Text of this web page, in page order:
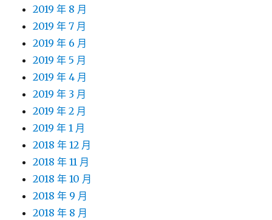
2019 年 8 月
2019 年 7 月
2019 年 6 月
2019 年 5 月
2019 年 4 月
2019 年 3 月
2019 年 2 月
2019 年 1 月
2018 年 12 月
2018 年 11 月
2018 年 10 月
2018 年 9 月
2018 年 8 月